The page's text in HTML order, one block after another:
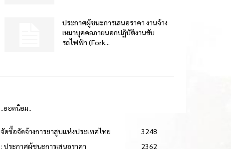
ประกาศผู้ชนะการเสนอราคา งานจ้าง
เหมาบุคคลภายนอกปฏิบัติงานขับ
รถไฟฟ้า (Fork...
..ยอดนิยม..
จัดซื้อจัดจ้างการยาสูบแห่งประเทศไทย
3248
: ประกาศผู้ชนะการเสนอราคา
2362